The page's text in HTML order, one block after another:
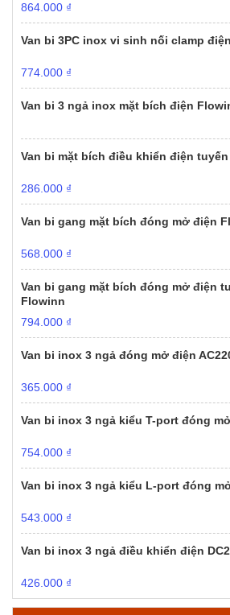
864.000 ₫
Van bi 3PC inox vi sinh nối clamp
774.000 ₫
Van bi 3 ngả inox mặt bích điện
Van bi mặt bích điều khiển điện
286.000 ₫
Van bi gang mặt bích đóng mở điện
568.000 ₫
Van bi gang mặt bích đóng mở điện
Flowinn
794.000 ₫
Van bi inox 3 ngả đóng mở điện
365.000 ₫
Van bi inox 3 ngả kiểu T-port đóng
754.000 ₫
Van bi inox 3 ngả kiểu L-port đóng
543.000 ₫
Van bi inox 3 ngả điều khiển điện
426.000 ₫